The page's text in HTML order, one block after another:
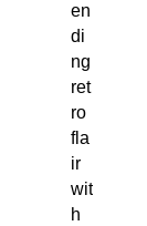
en
di
ng
ret
ro
fla
ir
wit
h